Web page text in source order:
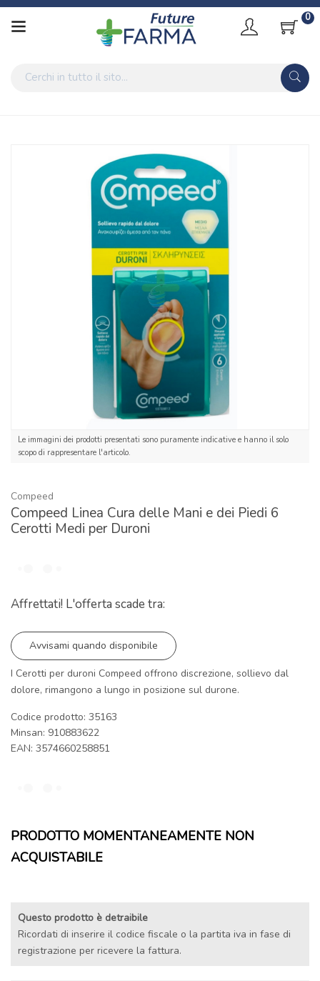
0
Compeed Linea Cura delle Mani e dei Piedi 6 Cerotti Medi per
Duroni
Salute/Prodotti Sanitari
Compeed Linea Cura delle Mani e dei Piedi 6 Cerotti Medi per
Le immagini dei prodotti presentati sono puramente indicative e hanno il solo
scopo di rappresentare l'articolo.
Compeed
Compeed Linea Cura delle Mani e dei Piedi 6
Cerotti Medi per Duroni
Affrettati! L'offerta scade tra:
Avvisami quando disponibile
I Cerotti per duroni Compeed offrono discrezione, sollievo dal
dolore, rimangono a lungo in posizione sul durone.
Codice prodotto: 35163
Minsan: 910883622
EAN: 3574660258851
PRODOTTO MOMENTANEAMENTE NON
ACQUISTABILE
Questo prodotto è detraibile
Ricordati di inserire il codice fiscale o la partita iva in fase di
registrazione per ricevere la fattura.